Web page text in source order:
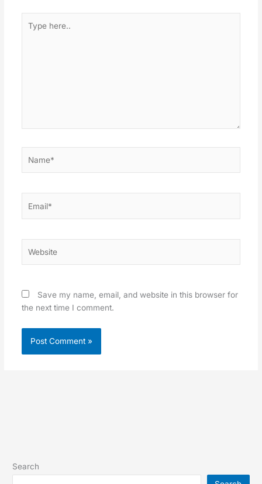
here..
Save my name, email, and website in this browser for
the next time I comment.
Search